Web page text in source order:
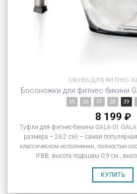
ОБУВЬ ДЛЯ ФИТНЕС-
Босоножки для фитнес бикини
35 36 37 38 39
8 199 ₽
Туфли для фитнес-бикини GALA-01
размера – 26.2 см) – самая
классическом исполнении, полностью
IFBB, высота подошвы 0,9 см.,
КУПИТЬ